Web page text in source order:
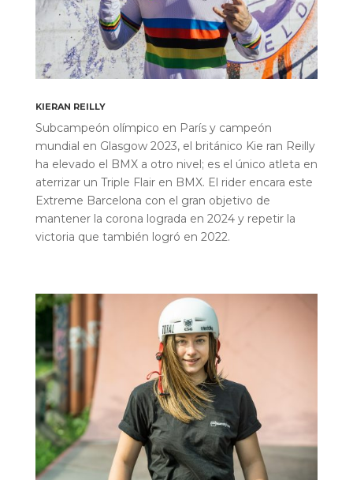
KIERAN REILLY
Subcampeón olímpico en París y campeón
mundial en Glasgow 2023, el británico Kie ran Reilly
ha elevado el BMX a otro nivel; es el único atleta en
aterrizar un Triple Flair en BMX. El rider encara este
Extreme Barcelona con el gran objetivo de
mantener la corona lograda en 2024 y repetir la
victoria que también logró en 2022.